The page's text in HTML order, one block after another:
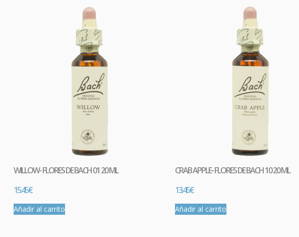
WILLOW- FLORES DE BACH 01 20 ML
15.45€
Añadir al carrito
CRAB APPLE- FLORES DE BACH 10 20 ML
13.45€
Añadir al carrito
Comprar